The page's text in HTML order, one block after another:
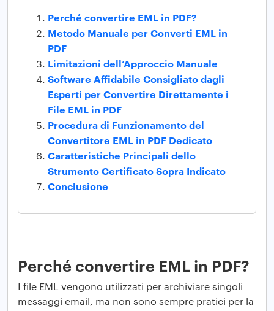
Perché convertire EML in PDF?
Metodo Manuale per Converti EML in
PDF
Limitazioni dell’Approccio Manuale
Software Affidabile Consigliato dagli
Esperti per Convertire Direttamente i
File EML in PDF
Procedura di Funzionamento del
Convertitore EML in PDF Dedicato
Caratteristiche Principali dello
Strumento Certificato Sopra Indicato
Conclusione
Perché convertire EML in PDF?
I file EML vengono utilizzati per archiviare singoli
messaggi email, ma non sono sempre pratici per la